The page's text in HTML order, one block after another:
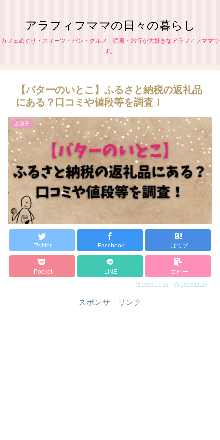
アラフィフママの日々の暮らし
カフェめぐり・スィーツ・パン・グルメ・読書・旅行が大好きなアラフィフママで
す。
【バターのいとこ】ふるさと納税の返礼品
にある？口コミや値段等を調査！
お菓子
Twitter Facebook はてブ
Pocket LINE コピー
2023.11.26 2023.11.25
スポンサーリンク